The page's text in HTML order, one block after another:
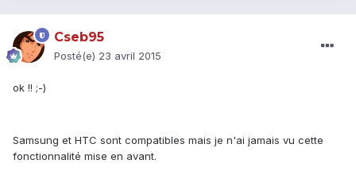
Cseb95
Posté(e) 23 avril 2015
ok !! ;-)
Samsung et HTC sont compatibles mais je n'ai jamais vu cette
fonctionnalité mise en avant.